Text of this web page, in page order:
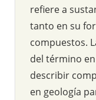
refiere a
tanto en su
compuestos.
del término
describir
en geología